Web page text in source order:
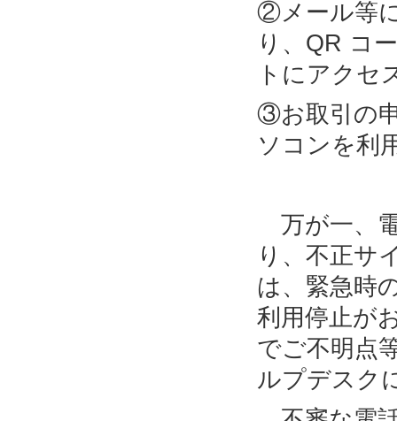
②メール等
り、QR コ
トにアクセ
③お取引の
ソコンを利
万が一、
り、不正サ
は、緊急時
利用停止が
でご不明点
ルプデスク